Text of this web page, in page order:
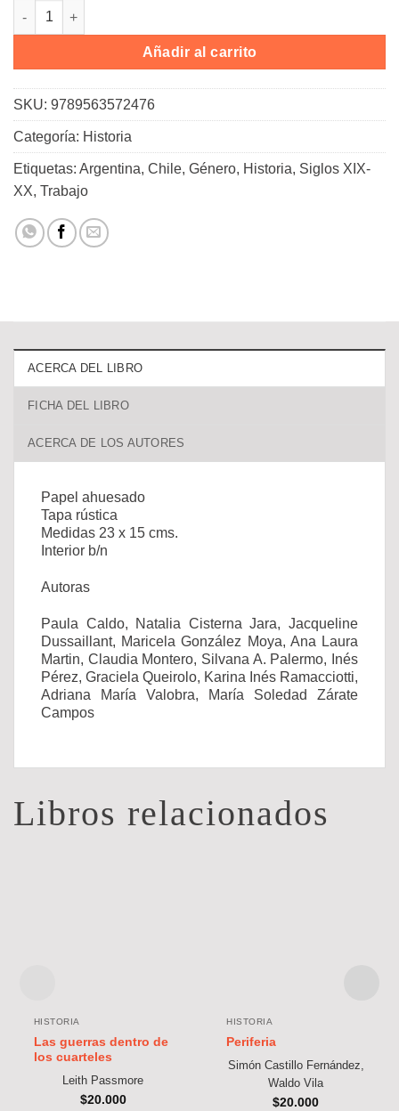
Camino al ejercicio profesional cantidad
Añadir al carrito
Alternative:
SKU: 9789563572476
Categoría: Historia
Etiquetas: Argentina, Chile, Género, Historia, Siglos XIX-
XX, Trabajo
ACERCA DEL LIBRO
FICHA DEL LIBRO
ACERCA DE LOS AUTORES
Papel ahuesado
Tapa rústica
Medidas 23 x 15 cms.
Interior b/n
Autoras
Paula Caldo, Natalia Cisterna Jara, Jacqueline
Dussaillant, Maricela González Moya, Ana Laura
Martin, Claudia Montero, Silvana A. Palermo, Inés
Pérez, Graciela Queirolo, Karina Inés Ramacciotti,
Adriana María Valobra, María Soledad Zárate
Campos
Libros relacionados
HISTORIA
Las guerras dentro de
los cuarteles
Leith Passmore
$20.000
HISTORIA
Periferia
Simón Castillo Fernández,
Waldo Vila
$20.000